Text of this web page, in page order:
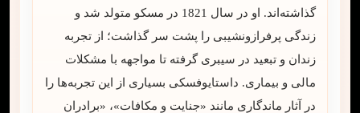
گذاشته‌اند. او در سال 1821 در مسکو متولد شد و
زندگی پرفرازونشیبی را پشت سر گذاشت؛ از تجربه
زندان و تبعید در سیبری گرفته تا مواجهه با مشکلات
مالی و بیماری. داستایوفسکی بسیاری از این تجربه‌ها را
در آثار ماندگاری مانند «جنایت و مکافات»، «برادران